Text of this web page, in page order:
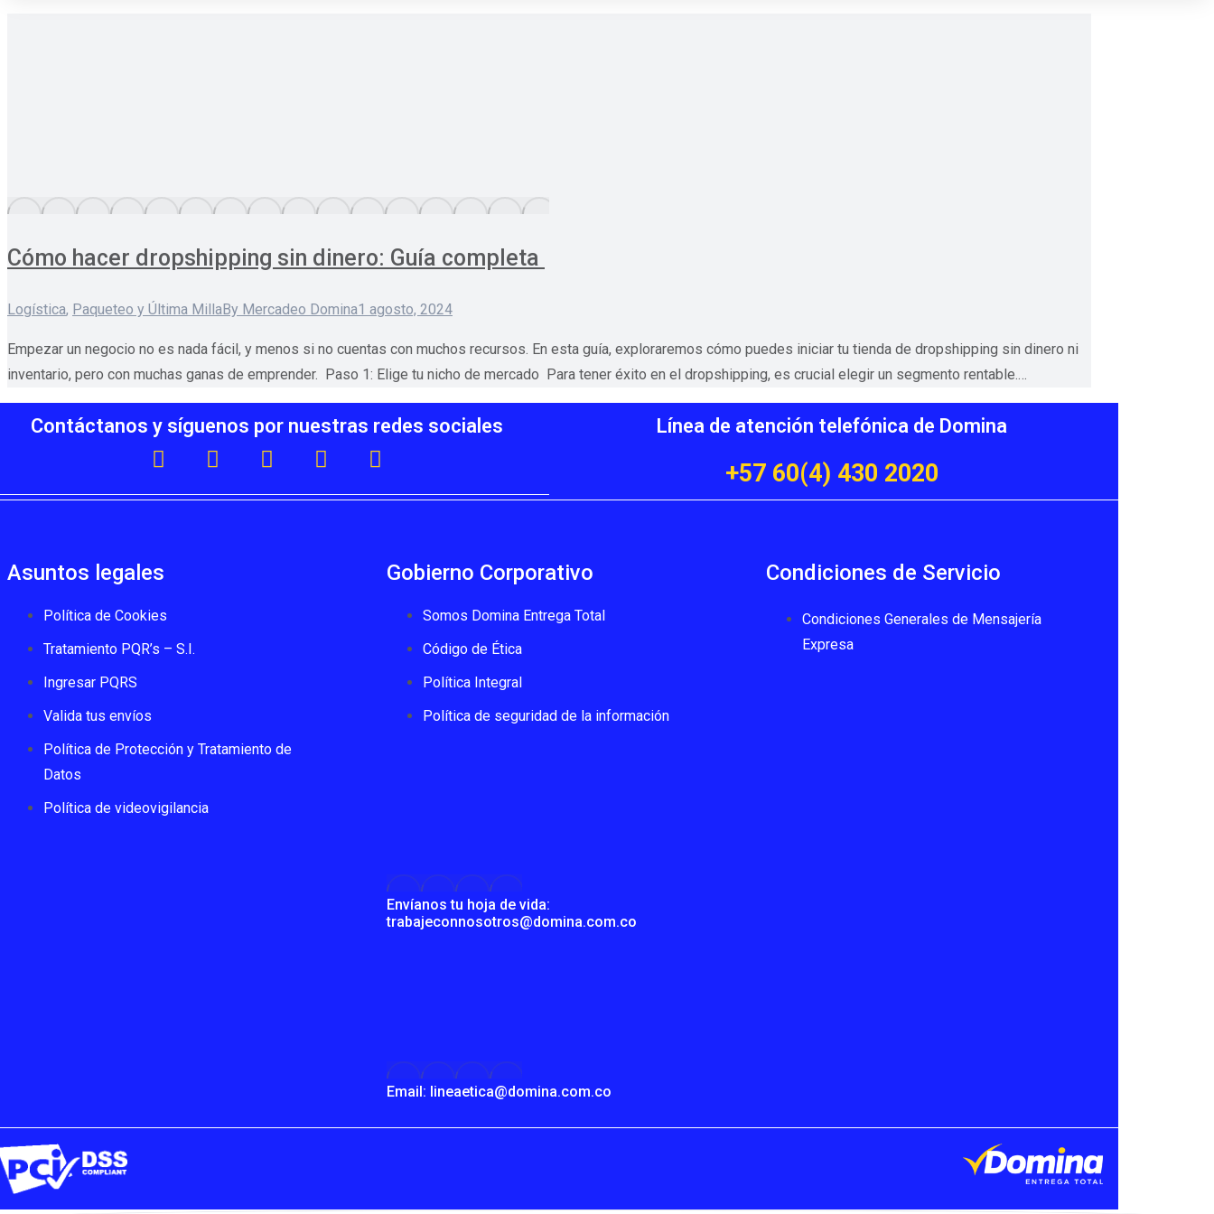
Cómo hacer dropshipping sin dinero: Guía completa
Logística, Paqueteo y Última MillaBy Mercadeo Domina1 agosto, 2024
Empezar un negocio no es nada fácil, y menos si no cuentas con muchos recursos. En esta guía, exploraremos cómo puedes iniciar tu tienda de dropshipping sin dinero ni
inventario, pero con muchas ganas de emprender. Paso 1: Elige tu nicho de mercado Para tener éxito en el dropshipping, es crucial elegir un segmento rentable.…
Contáctanos y síguenos por nuestras redes sociales Línea de atención telefónica de Domina
+57 60(4) 430 2020
Asuntos legales
Política de Cookies
Tratamiento PQR’s – S.I.
Ingresar PQRS
Valida tus envíos
Política de Protección y Tratamiento de
Datos
Política de videovigilancia
Gobierno Corporativo
Somos Domina Entrega Total
Código de Ética
Política Integral
Política de seguridad de la información
Envíanos tu hoja de vida:
trabajeconnosotros@domina.com.co
Email: lineaetica@domina.com.co
Condiciones de Servicio
Condiciones Generales de Mensajería
Expresa